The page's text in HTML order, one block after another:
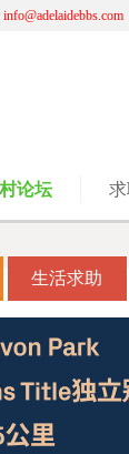
info@adelaidebbs.com
论坛
生活求助